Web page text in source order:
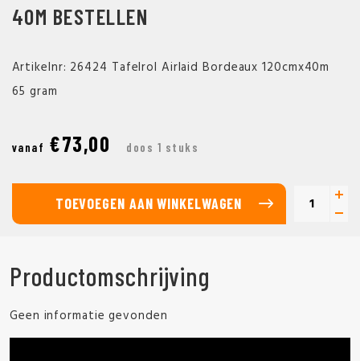
40M BESTELLEN
Artikelnr: 26424 Tafelrol Airlaid Bordeaux 120cmx40m
65 gram
vanaf €73,00 doos 1 stuks
TOEVOEGEN AAN WINKELWAGEN
Productomschrijving
Geen informatie gevonden